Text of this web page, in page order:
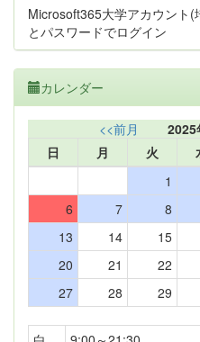
Microsoft365大学アカウント
とパスワードでログイン
カレンダー
<<前月 2025
日
月 火
1
6
7 8
13
14 15
20
21 22
27
28 29